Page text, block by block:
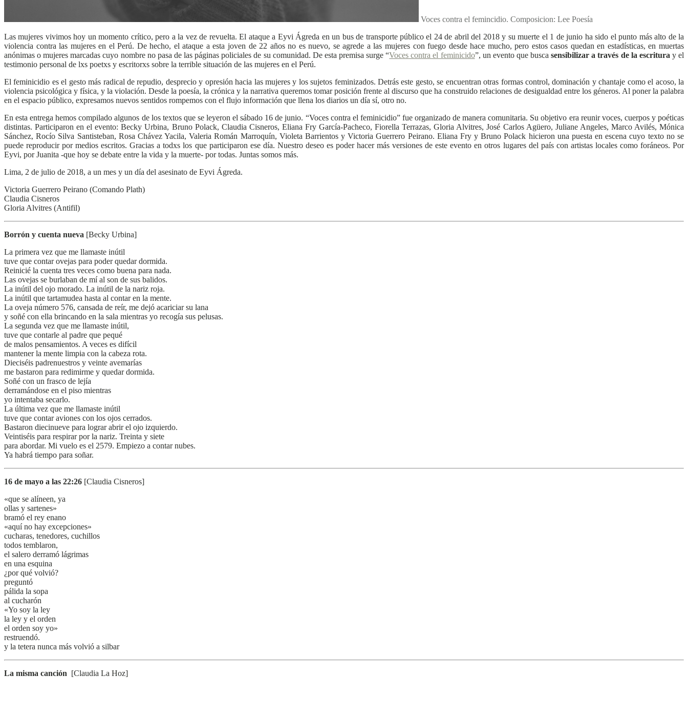
Voces contra el femincidio. Composicion: Lee Poesía
Las mujeres vivimos hoy un momento crítico, pero a la vez de revuelta. El ataque a Eyvi Ágreda en un bus de transporte público el 24 de abril del 2018 y su muerte el 1 de junio ha sido el punto más alto de la
violencia contra las mujeres en el Perú. De hecho, el ataque a esta joven de 22 años no es nuevo, se agrede a las mujeres con fuego desde hace mucho, pero estos casos quedan en estadísticas, en muertas
anónimas o mujeres marcadas cuyo nombre no pasa de las páginas policiales de su comunidad. De esta premisa surge “Voces contra el feminicido”, un evento que buscasensibilizar a través de la escritura y el
testimonio personal de lxs poetxs y escritorxs sobre la terrible situación de las mujeres en el Perú.
El feminicidio es el gesto más radical de repudio, desprecio y opresión hacia las mujeres y los sujetos feminizados. Detrás este gesto, se encuentran otras formas control, dominación y chantaje como el acoso, la
violencia psicológica y física, y la violación. Desde la poesía, la crónica y la narrativa queremos tomar posición frente al discurso que ha construido relaciones de desigualdad entre los géneros. Al poner la palabra
en el espacio público, expresamos nuevos sentidos rompemos con el flujo información que llena los diarios un día sí, otro no.
En esta entrega hemos compilado algunos de los textos que se leyeron el sábado 16 de junio. “Voces contra el feminicidio” fue organizado de manera comunitaria. Su objetivo era reunir voces, cuerpos y poéticas
distintas. Participaron en el evento: Becky Urbina, Bruno Polack, Claudia Cisneros, Eliana Fry García-Pacheco, Fiorella Terrazas, Gloria Alvitres, José Carlos Agüero, Juliane Angeles, Marco Avilés, Mónica
Sánchez, Rocío Silva Santisteban, Rosa Chávez Yacila, Valeria Román Marroquín, Violeta Barrientos y Victoria Guerrero Peirano. Eliana Fry y Bruno Polack hicieron una puesta en escena cuyo texto no se
puede reproducir por medios escritos. Gracias a todxs los que participaron ese día. Nuestro deseo es poder hacer más versiones de este evento en otros lugares del país con artistas locales como foráneos. Por
Eyvi, por Juanita -que hoy se debate entre la vida y la muerte- por todas. Juntas somos más.
Lima, 2 de julio de 2018, a un mes y un día del asesinato de Eyvi Ágreda.
Victoria Guerrero Peirano (Comando Plath)
Claudia Cisneros
Gloria Alvitres (Antifil)
Borrón y cuenta nueva [Becky Urbina]
La primera vez que me llamaste inútil
tuve que contar ovejas para poder quedar dormida.
Reinicié la cuenta tres veces como buena para nada.
Las ovejas se burlaban de mí al son de sus balidos.
La inútil del ojo morado. La inútil de la nariz roja.
La inútil que tartamudea hasta al contar en la mente.
La oveja número 576, cansada de reír, me dejó acariciar su lana
y soñé con ella brincando en la sala mientras yo recogía sus pelusas.
La segunda vez que me llamaste inútil,
tuve que contarle al padre que pequé
de malos pensamientos. A veces es difícil
mantener la mente limpia con la cabeza rota.
Dieciséis padrenuestros y veinte avemarías
me bastaron para redimirme y quedar dormida.
Soñé con un frasco de lejía
derramándose en el piso mientras
yo intentaba secarlo.
La última vez que me llamaste inútil
tuve que contar aviones con los ojos cerrados.
Bastaron diecinueve para lograr abrir el ojo izquierdo.
Veintiséis para respirar por la nariz. Treinta y siete
para abordar. Mi vuelo es el 2579. Empiezo a contar nubes.
Ya habrá tiempo para soñar.
16 de mayo a las 22:26 [Claudia Cisneros]
«que se alíneen, ya
ollas y sartenes»
bramó el rey enano
«aquí no hay excepciones»
cucharas, tenedores, cuchillos
todos temblaron,
el salero derramó lágrimas
en una esquina
¿por qué volvió?
preguntó
pálida la sopa
al cucharón
«Yo soy la ley
la ley y el orden
el orden soy yo»
restruendó.
y la tetera nunca más volvió a silbar
La misma canción [Claudia La Hoz]